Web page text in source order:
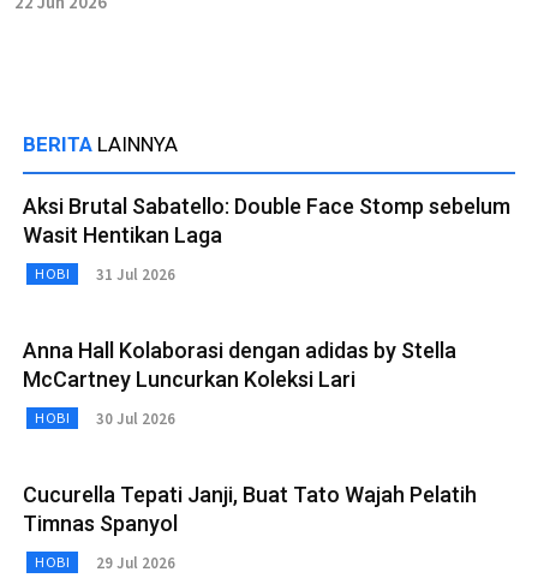
BERITA LAINNYA
Aksi Brutal Sabatello: Double Face Stomp sebelum
Wasit Hentikan Laga
HOBI 31 Jul 2026
Anna Hall Kolaborasi dengan adidas by Stella
McCartney Luncurkan Koleksi Lari
HOBI 30 Jul 2026
Cucurella Tepati Janji, Buat Tato Wajah Pelatih
Timnas Spanyol
HOBI 29 Jul 2026